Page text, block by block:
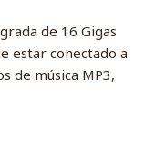
de 16 Gigas
estar conectado a
de música MP3,